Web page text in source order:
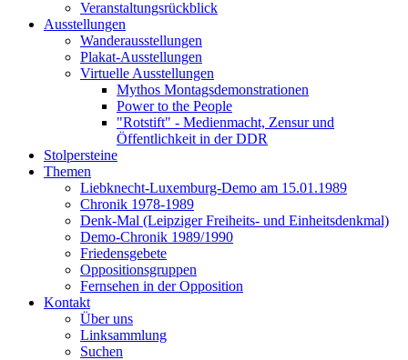
Veranstaltungsrückblick
Ausstellungen
Wanderausstellungen
Plakat-Ausstellungen
Virtuelle Ausstellungen
Mythos Montagsdemonstrationen
Power to the People
"Rotstift" - Medienmacht, Zensur und
Öffentlichkeit in der DDR
Stolpersteine
Themen
Liebknecht-Luxemburg-Demo am 15.01.1989
Chronik 1978-1989
Denk-Mal (Leipziger Freiheits- und Einheitsdenkmal)
Demo-Chronik 1989/1990
Friedensgebete
Oppositionsgruppen
Fernsehen in der Opposition
Kontakt
Über uns
Linksammlung
Suchen